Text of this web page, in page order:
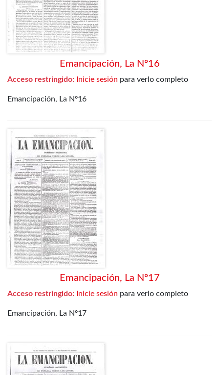
Emancipación, La Nº16
Acceso restringido: Inicie sesión para verlo completo
Emancipación, La Nº16
Emancipación, La Nº17
Acceso restringido: Inicie sesión para verlo completo
Emancipación, La Nº17